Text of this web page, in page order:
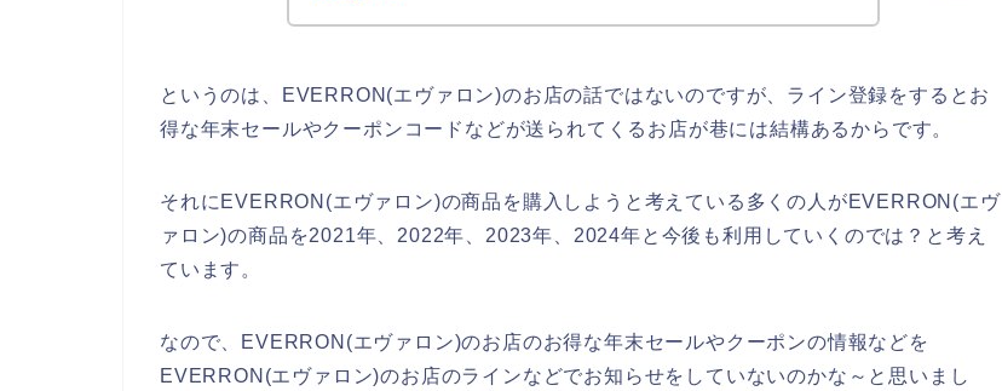
というのは、EVERRON(エヴァロン)のお店の話ではないのですが、ライン登録をするとお
得な年末セールやクーポンコードなどが送られてくるお店が巷には結構あるからです。
それにEVERRON(エヴァロン)の商品を購入しようと考えている多くの人がEVERRON(エヴ
ァロン)の商品を2021年、2022年、2023年、2024年と今後も利用していくのでは？と考え
ています。
なので、EVERRON(エヴァロン)のお店のお得な年末セールやクーポンの情報などを
EVERRON(エヴァロン)のお店のラインなどでお知らせをしていないのかな～と思いまし